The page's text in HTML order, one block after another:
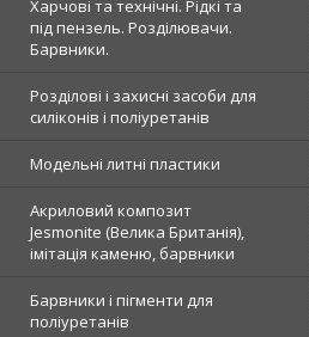
Харчові та технічні. Рідкі та
під пензель. Розділювачи.
Барвники.
Розділові і захисні засоби для
силіконів і поліуретанів
Модельні литні пластики
Акриловий композит
Jesmonite (Велика Британія),
імітація каменю, барвники
Барвники і пігменти для
поліуретанів